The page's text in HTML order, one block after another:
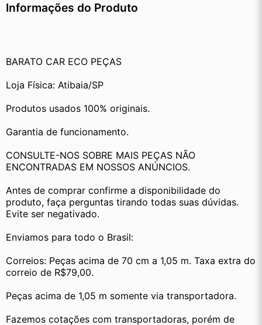
Informações do Produto
BARATO CAR ECO PEÇAS
Loja Física: Atibaia/SP
Produtos usados 100% originais.
Garantia de funcionamento.
CONSULTE-NOS SOBRE MAIS PEÇAS NÃO
ENCONTRADAS EM NOSSOS ANÚNCIOS.
Antes de comprar confirme a disponibilidade do
produto, faça perguntas tirando todas suas dúvidas.
Evite ser negativado.
Enviamos para todo o Brasil:
Correios: Peças acima de 70 cm a 1,05 m. Taxa extra do
correio de R$79,00.
Peças acima de 1,05 m somente via transportadora.
Fazemos cotações com transportadoras, porém de